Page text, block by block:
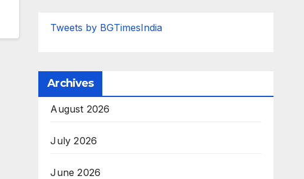
Tweets by BGTimesIndia
Archives
August 2026
July 2026
June 2026